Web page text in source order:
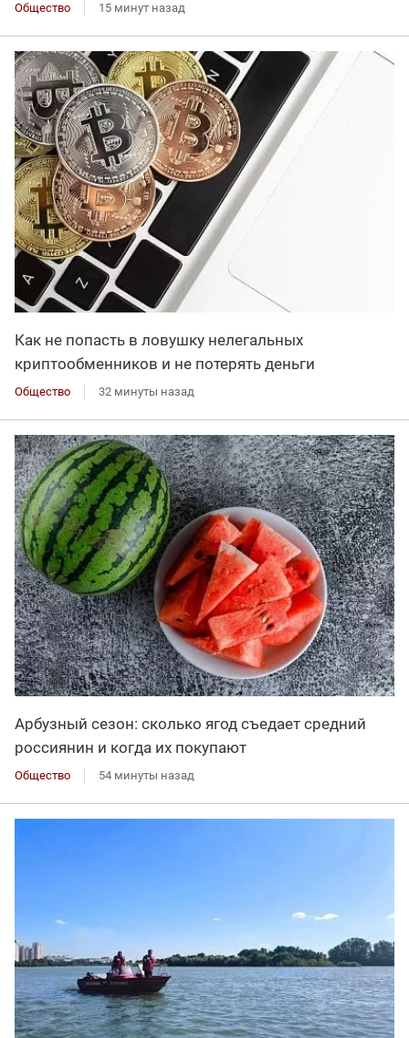
Общество 15 минут назад
Как не попасть в ловушку нелегальных
криптообменников и не потерять деньги
Общество 32 минуты назад
Арбузный сезон: сколько ягод съедает средний
россиянин и когда их покупают
Общество 54 минуты назад